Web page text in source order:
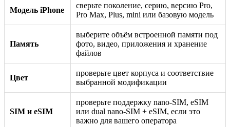
Модель iPhone
сверьте поколение, серию, версию Pro,
Pro Max, Plus, mini или базовую модель
Память
выберите объём встроенной памяти под
фото, видео, приложения и хранение
файлов
Цвет
проверьте цвет корпуса и соответствие
выбранной модификации
SIM и eSIM
проверьте поддержку nano-SIM, eSIM
или dual nano-SIM + eSIM, если это
важно для вашего оператора